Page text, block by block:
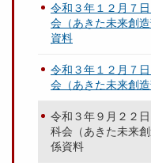
令和３年１２月７
会（あきた未来創
資料
令和３年１２月７
会（あきた未来創
令和３年９月２２
科会（あきた未来
係資料